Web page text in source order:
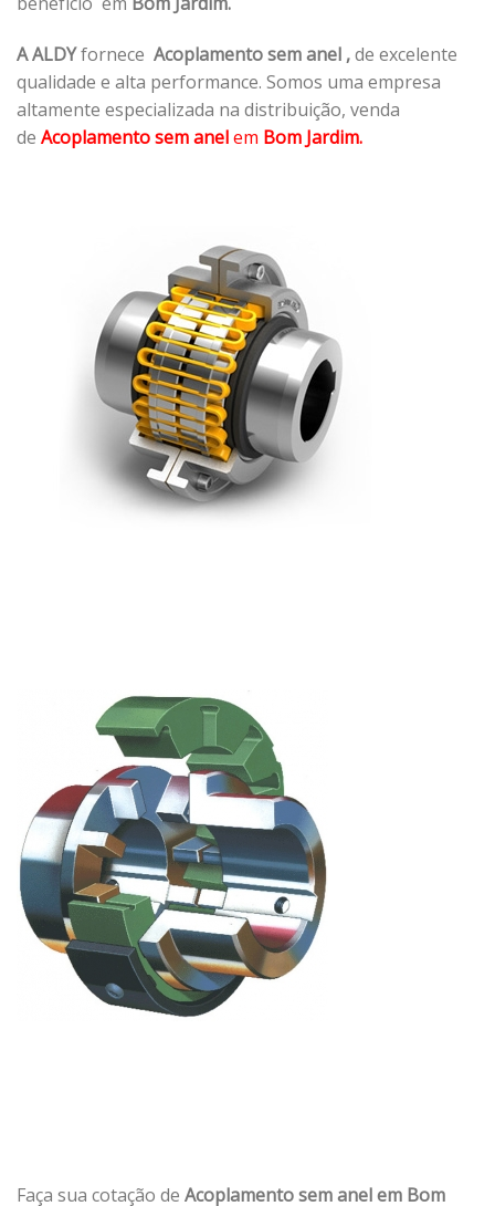
A ALDYfornece Acoplamento sem anel ,de excelente
qualidade e alta performance. Somos uma empresa
altamente especializada na distribuição, venda
de Acoplamento sem anelem Bom Jardim.
Faça sua cotação de Acoplamento sem anel em Bom